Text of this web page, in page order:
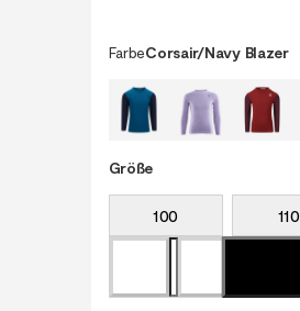
FarbeCorsair/Navy Blazer
Größe
100 110